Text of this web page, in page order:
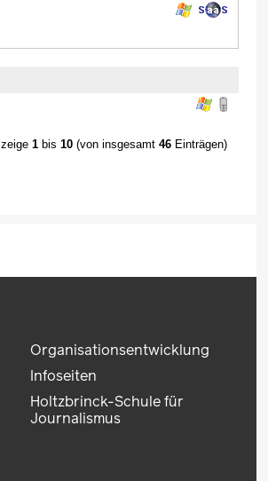
zeige 1bis 10(von insgesamt 46Einträgen)
Organisationsentwicklung
Infoseiten
Holtzbrinck-Schule für
Journalismus